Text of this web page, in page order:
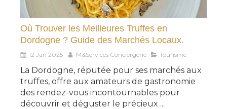
Où Trouver les Meilleures Truffes en
Dordogne ? Guide des Marchés Locaux.
12 Jan 2025 M&Services Conciergerie Tourisme
La Dordogne, réputée pour ses marchés aux
truffes, offre aux amateurs de gastronomie
des rendez-vous incontournables pour
découvrir et déguster le précieux ...